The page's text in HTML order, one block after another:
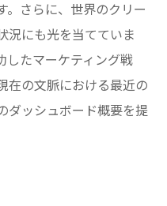
。さらに、世界のクリー
況にも光を当てていま
したマーケティング戦
在の文脈における最近の
ダッシュボード概要を提